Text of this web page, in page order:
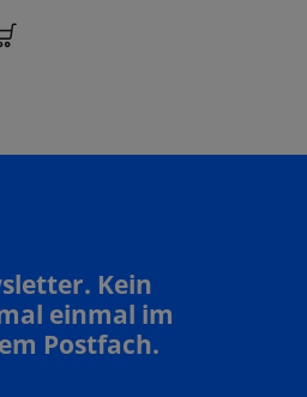
Kein
einmal im
Postfach.